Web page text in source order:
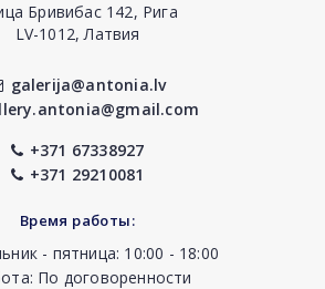
Бривибас 142, Рига
LV-1012, Латвия
galerija@antonia.lv
+371 67338927
+371 29210081
Время работы:
- пятница: 10:00 - 18:00
По договоренности